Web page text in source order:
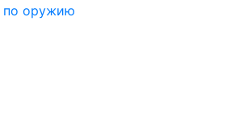
по оружию